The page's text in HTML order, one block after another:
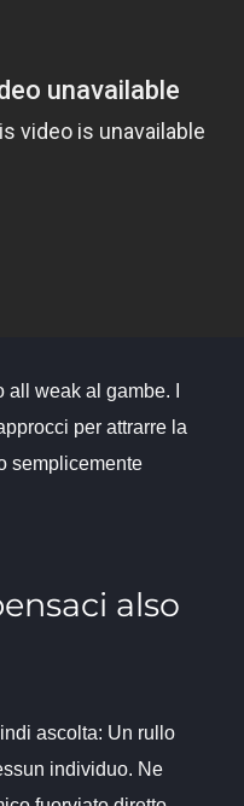
weak al gambe. I
per attrarre la
semplicemente
also
ascolta: Un rullo
individuo. Ne